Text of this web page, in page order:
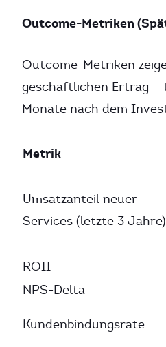
Outcome-Metriken
Outcome-Metriken
geschäftlichen Ertrag —
Monate nach dem
Metrik
Umsatzanteil neuer
Services (letzte 3 Jahre)
ROII
NPS-Delta
Kundenbindungsrate